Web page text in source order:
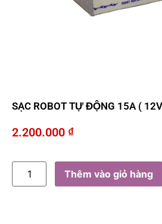
SẠC ROBOT TỰ ĐỘNG 15A (
2.200.000 ₫
Thêm vào giỏ hàng